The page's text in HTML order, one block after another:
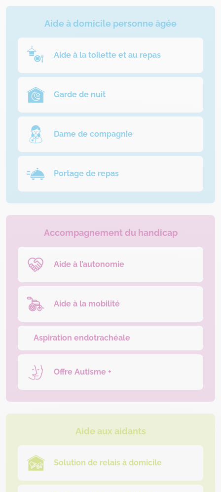
Aide à domicile personne âgée
Aide à la toilette et au repas
Garde de nuit
Dame de compagnie
Portage de repas
Accompagnement du handicap
Aide à l’autonomie
Aide à la mobilité
Aspiration endotrachéale
Offre Autisme +
Aide aux aidants
Solution de relais à domicile